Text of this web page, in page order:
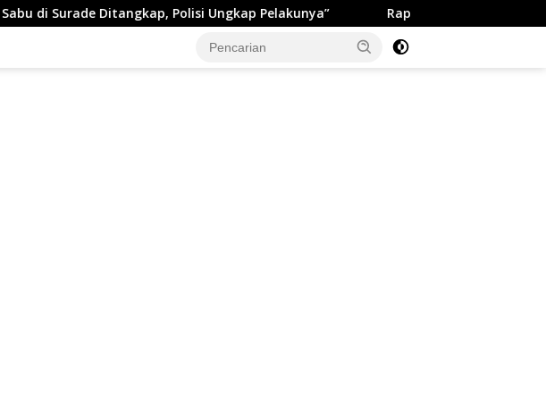
Ditangkap, Polisi Ungkap Pelakunya” Rapat Paripurna ke-13 DPRD